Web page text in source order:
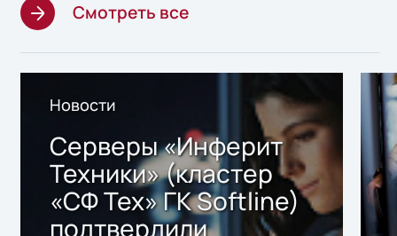
Смотреть все
Новости
Серверы «Инферит
Техники» (кластер
«СФ Тех» ГК Softline)
подтвердили